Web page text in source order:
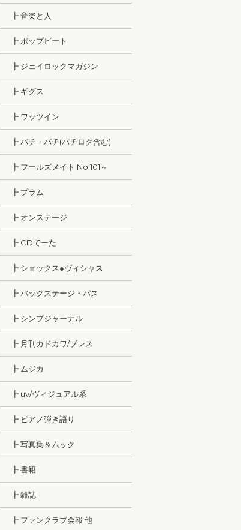
┣ 音楽と人
┣ ポップビート
┣ ジェイロックマガジン
┣ ギグス
┣ ワッツイン
┣ パチ・パチ(パチロク含む)
┣ フールズメイト No.101～
┣ プラム
┣ オンステージ
┣ CDでーた
┣ ショックス●ヴィシャス
┣ バックステージ・パス
┣ シンプジャーナル
┣ 月刊カドカワ/ブレス
┣ ムジカ
┣ uv/ヴィジュアル系
┣ ピアノ弾き語り
┣ 写真集＆ムック
┣ 書籍
┣ 雑誌
┣ ファンクラブ会報 他